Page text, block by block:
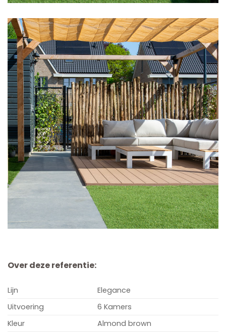
Over deze referentie:
Lijn
Elegance
Uitvoering
6 Kamers
Kleur
Almond brown